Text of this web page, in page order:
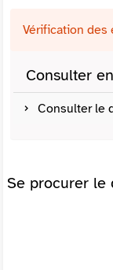
Vérification des
Consulter
Consulter le
Se procurer le